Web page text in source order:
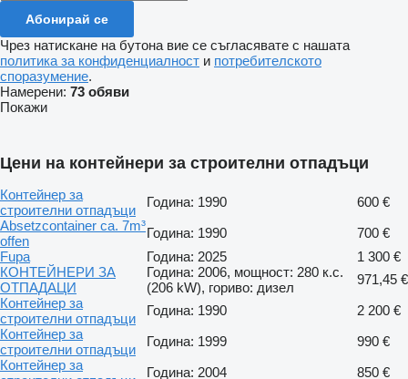
Абонирай се
Чрез натискане на бутона вие се съгласявате с нашата
политика за конфиденциалност и потребителското
споразумение.
Намерени: 73 обяви
Покажи
Цени на контейнери за строителни отпадъци
Контейнер за
строителни отпадъци
Година: 1990
600 €
Absetzcontainer ca. 7m³
offen
Година: 1990
700 €
Fupa
Година: 2025
1 300 €
КОНТЕЙНЕРИ ЗА
ОТПАДАЦИ
Година: 2006, мощност: 280 к.с.
(206 kW), гориво: дизел
971,45 €
Контейнер за
строителни отпадъци
Година: 1990
2 200 €
Контейнер за
строителни отпадъци
Година: 1999
990 €
Контейнер за
Година: 2004 850 €